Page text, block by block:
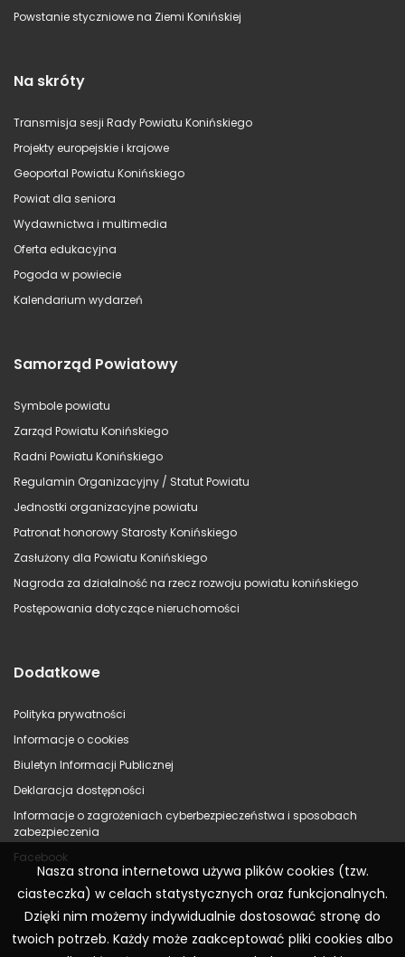
Powstanie styczniowe na Ziemi Konińskiej
Na skróty
Transmisja sesji Rady Powiatu Konińskiego
Projekty europejskie i krajowe
Geoportal Powiatu Konińskiego
Powiat dla seniora
Wydawnictwa i multimedia
Oferta edukacyjna
Pogoda w powiecie
Kalendarium wydarzeń
Samorząd Powiatowy
Symbole powiatu
Zarząd Powiatu Konińskiego
Radni Powiatu Konińskiego
Regulamin Organizacyjny / Statut Powiatu
Jednostki organizacyjne powiatu
Patronat honorowy Starosty Konińskiego
Zasłużony dla Powiatu Konińskiego
Nagroda za działalność na rzecz rozwoju powiatu konińskiego
Postępowania dotyczące nieruchomości
Dodatkowe
Polityka prywatności
Informacje o cookies
Biuletyn Informacji Publicznej
Deklaracja dostępności
Informacje o zagrożeniach cyberbezpieczeństwa i sposobach
zabezpieczenia
Facebook
Nasza strona internetowa używa plików cookies (tzw.
ciasteczka) w celach statystycznych oraz funkcjonalnych.
Dzięki nim możemy indywidualnie dostosować stronę do
twoich potrzeb. Każdy może zaakceptować pliki cookies albo